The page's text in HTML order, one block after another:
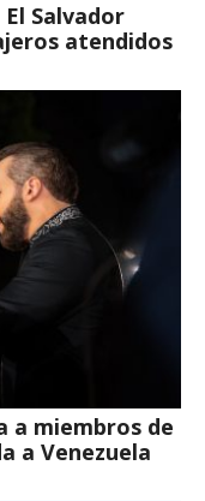
Salvador
atendidos
a miembros de
a Venezuela